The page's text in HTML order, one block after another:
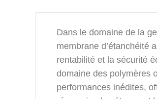
Dans le domaine de la
membrane d’étanchéité
rentabilité et la sécurité
domaine des polymères
performances inédites,